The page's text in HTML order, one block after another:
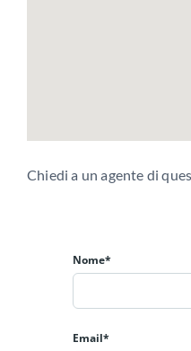
Chiedi a un agente di
Nome*
Email*